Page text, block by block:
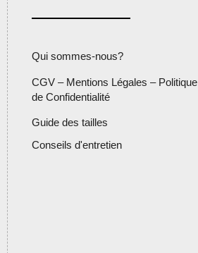
Qui sommes-nous?
CGV – Mentions Légales – Politique
de Confidentialité
Guide des tailles
Conseils d'entretien